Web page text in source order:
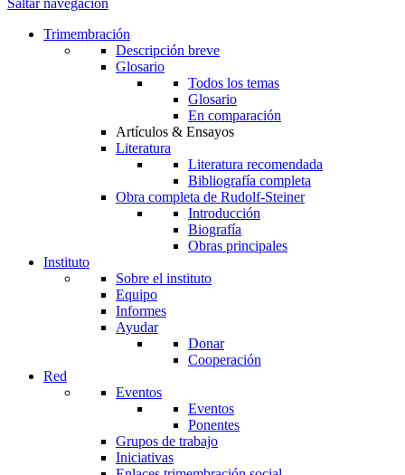
Saltar navegación
Trimembración
Descripción breve
Glosario
Todos los temas
Glosario
En comparación
Artículos & Ensayos
Literatura
Literatura recomendada
Bibliografía completa
Obra completa de Rudolf-Steiner
Introducción
Biografía
Obras principales
Instituto
Sobre el instituto
Equipo
Informes
Ayudar
Donar
Cooperación
Red
Eventos
Eventos
Ponentes
Grupos de trabajo
Iniciativas